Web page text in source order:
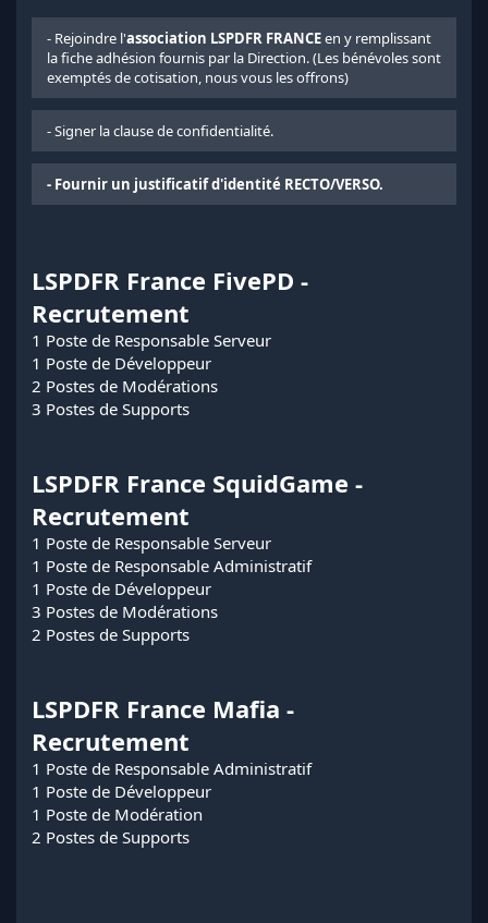
- Rejoindre l'association LSPDFR FRANCEen y remplissant
la fiche adhésion fournis par la Direction. (Les bénévoles sont
exemptés de cotisation, nous vous les offrons)
- Signer la clause de confidentialité.
- Fournir un justificatif d'identité RECTO/VERSO.
LSPDFR France FivePD -
Recrutement
1 Poste de Responsable Serveur
1 Poste de Développeur
2 Postes de Modérations
3 Postes de Supports
LSPDFR France SquidGame -
Recrutement
1 Poste de Responsable Serveur
1 Poste de Responsable Administratif
1 Poste de Développeur
3 Postes de Modérations
2 Postes de Supports
LSPDFR France Mafia -
Recrutement
1 Poste de Responsable Administratif
1 Poste de Développeur
1 Poste de Modération
2 Postes de Supports